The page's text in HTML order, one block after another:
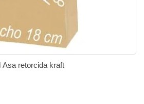
Asa retorcida kraft